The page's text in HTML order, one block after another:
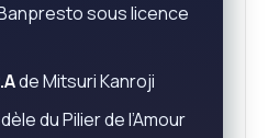
sous licence
de Mitsuri Kanroji
du Pilier de l’Amour